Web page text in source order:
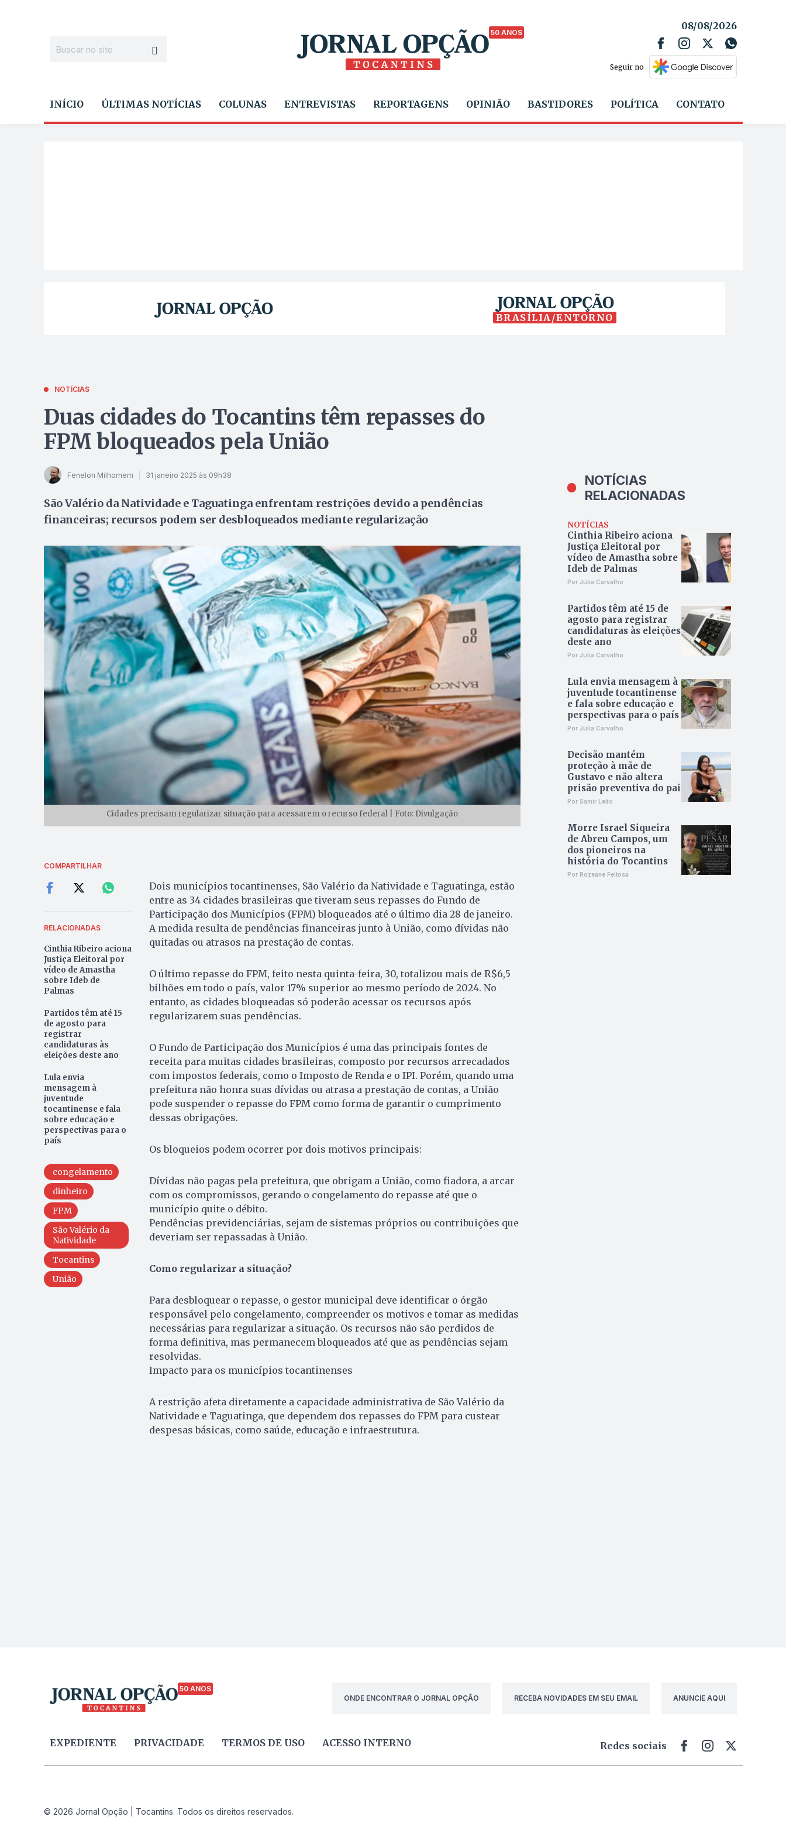
50 ANOS
08/08/2026
Seguir no
INÍCIO ÚLTIMAS NOTÍCIAS COLUNAS ENTREVISTAS REPORTAGENS OPINIÃO BASTIDORES POLÍTICA CONTATO
BRASÍLIA/ENTORNO
NOTÍCIAS
Duas cidades do Tocantins têm repasses do
FPM bloqueados pela União
Fenelon Milhomem 31 janeiro 2025 às 09h38
São Valério da Natividade e Taguatinga enfrentam restrições devido a pendências
financeiras; recursos podem ser desbloqueados mediante regularização
Cidades precisam regularizar situação para acessarem o recurso federal | Foto: Divulgação
COMPARTILHAR
RELACIONADAS
Cinthia Ribeiro aciona
Justiça Eleitoral por
vídeo de Amastha
sobre Ideb de
Palmas
Partidos têm até 15
de agosto para
registrar
candidaturas às
eleições deste ano
Lula envia
mensagem à
juventude
tocantinense e fala
sobre educação e
perspectivas para o
país
congelamento
dinheiro
FPM
São Valério da
Natividade
Tocantins
União
Dois municípios tocantinenses, São Valério da Natividade e Taguatinga, estão
entre as 34 cidades brasileiras que tiveram seus repasses do Fundo de
Participação dos Municípios (FPM) bloqueados até o último dia 28 de janeiro.
A medida resulta de pendências financeiras junto à União, como dívidas não
quitadas ou atrasos na prestação de contas.
O último repasse do FPM, feito nesta quinta-feira, 30, totalizou mais de R$6,5
bilhões em todo o país, valor 17% superior ao mesmo período de 2024. No
entanto, as cidades bloqueadas só poderão acessar os recursos após
regularizarem suas pendências.
O Fundo de Participação dos Municípios é uma das principais fontes de
receita para muitas cidades brasileiras, composto por recursos arrecadados
com impostos federais, como o Imposto de Renda e o IPI. Porém, quando uma
prefeitura não honra suas dívidas ou atrasa a prestação de contas, a União
pode suspender o repasse do FPM como forma de garantir o cumprimento
dessas obrigações.
Os bloqueios podem ocorrer por dois motivos principais:
Dívidas não pagas pela prefeitura, que obrigam a União, como fiadora, a arcar
com os compromissos, gerando o congelamento do repasse até que o
município quite o débito.
Pendências previdenciárias, sejam de sistemas próprios ou contribuições que
deveriam ser repassadas à União.
Como regularizar a situação?
Para desbloquear o repasse, o gestor municipal deve identificar o órgão
responsável pelo congelamento, compreender os motivos e tomar as medidas
necessárias para regularizar a situação. Os recursos não são perdidos de
forma definitiva, mas permanecem bloqueados até que as pendências sejam
resolvidas.
Impacto para os municípios tocantinenses
A restrição afeta diretamente a capacidade administrativa de São Valério da
Natividade e Taguatinga, que dependem dos repasses do FPM para custear
despesas básicas, como saúde, educação e infraestrutura.
NOTÍCIAS
RELACIONADAS
NOTÍCIAS
Cinthia Ribeiro aciona
Justiça Eleitoral por
vídeo de Amastha sobre
Ideb de Palmas
Por Júlia Carvalho
Partidos têm até 15 de
agosto para registrar
candidaturas às eleições
deste ano
Por Júlia Carvalho
Lula envia mensagem à
juventude tocantinense
e fala sobre educação e
perspectivas para o país
Por Júlia Carvalho
Decisão mantém
proteção à mãe de
Gustavo e não altera
prisão preventiva do pai
Por Samir Leão
Morre Israel Siqueira
de Abreu Campos, um
dos pioneiros na
história do Tocantins
Por Rozeane Feitosa
50 ANOS
ONDE ENCONTRAR O JORNAL OPÇÃO
RECEBA NOVIDADES EM SEU EMAIL ANUNCIE AQUI
EXPEDIENTE PRIVACIDADE TERMOS DE USO ACESSO INTERNO Redes sociais
© 2026 Jornal Opção | Tocantins. Todos os direitos reservados.